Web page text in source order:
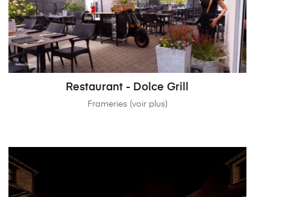
Restaurant - Dolce Grill
Frameries (voir plus)